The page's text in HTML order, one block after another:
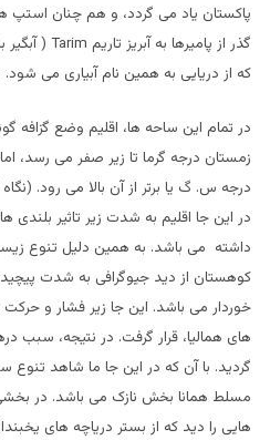
پاکستان یاد می گردد، و هم چنان استپ
گذر از پامیرها به آبریز تاریم Tarim
(
که از دریایی به همین نام آبیاری می
در تمام این ساحه ها، اقلیم وضع گزافه
درجه س. گ یا برتر از آن بالا می رود.
در این جا اقلیم به شدت زیر تاثیر بلندی
داشته می باشد. به همین دلیل تنوع
کوهستان از دید جیوگرافی به شدت
خوردار می باشد. این جا زیر فشار و
های همالیا، قرار گرفت. در نتیجه، سبب
گردید. با آن که در این جا ما شاهد تنوع
مسلط همانا بخش نازک می باشد. در
هایی را دید که از بستر دریاچه های